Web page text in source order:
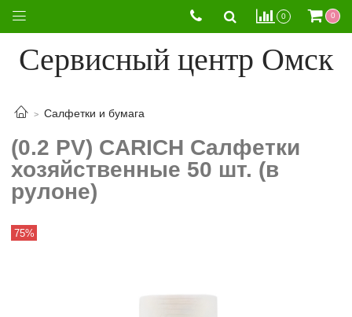
0 0
Сервисный центр Омск
Салфетки и бумага
(0.2 PV) CARICH Салфетки
хозяйственные 50 шт. (в
рулоне)
75%